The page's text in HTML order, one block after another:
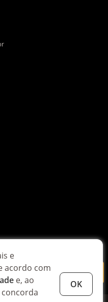
e
acordo com
e, ao
OK